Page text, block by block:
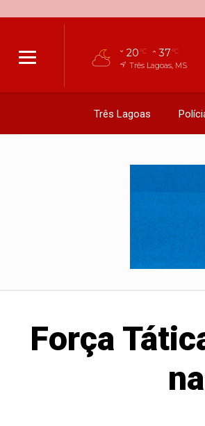
20°C 37°C
Três Lagoas, MS
Três Lagoas
Força